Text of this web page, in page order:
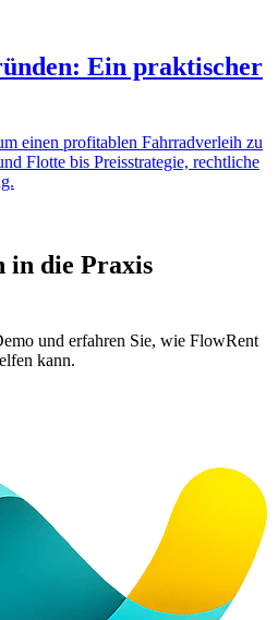
Ein praktischer
einen profitablen Fahrradverleih zu
Flotte bis Preisstrategie, rechtliche
in die Praxis
und erfahren Sie, wie FlowRent
kann.